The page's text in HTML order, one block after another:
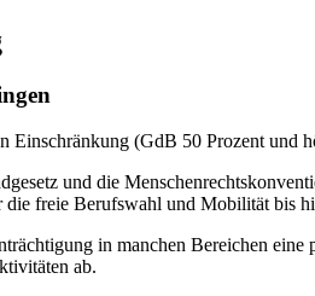
(GdB 50 Prozent und
und die
freie Berufswahl und Mobilität
in manchen Bereichen
ab.